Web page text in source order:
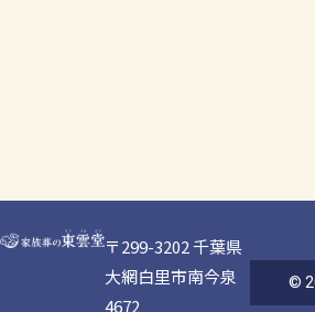
〒299-3202 千葉県
大網白里市南今泉
4672
©